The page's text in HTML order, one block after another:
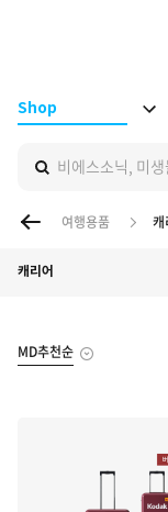
Shop
비에스소닉, 미생
여행용품 캐
캐리어
MD추천순